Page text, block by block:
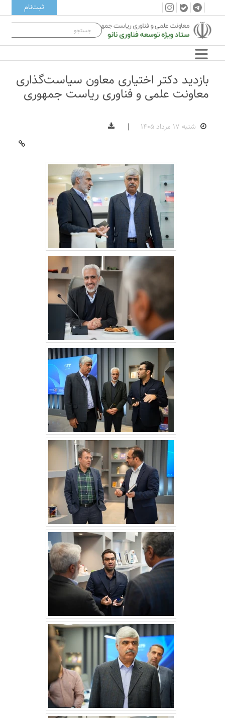
ثبت‌نام
بازدید دکتر اختیاری معاون سیاست‌گذاری
معاونت علمی و فناوری ریاست جمهوری
شنبه ۱۷ مرداد ۱۴۰۵ |